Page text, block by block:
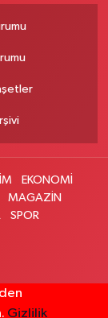
Ispartakule
İstanbul
İstanbul
EKONOMİ
MAGAZİN
SPOR
Gizlilik